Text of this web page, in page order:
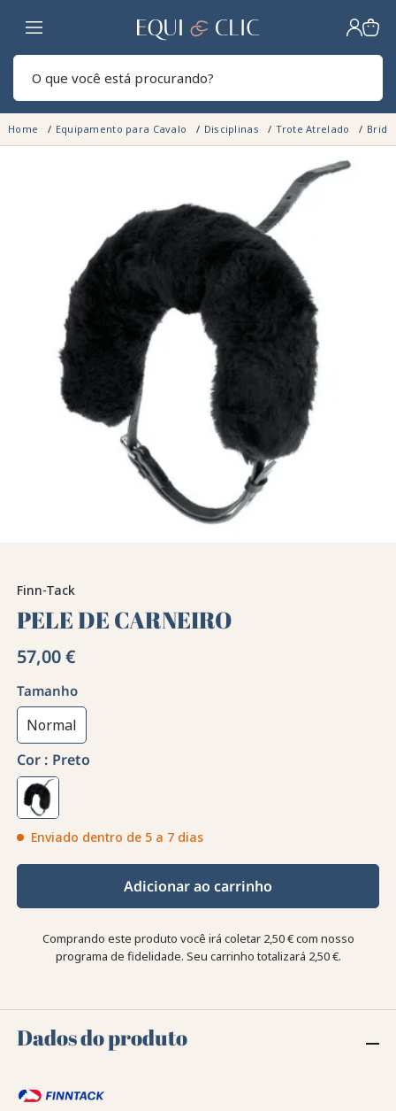
Lar
Home Equipamento para Cavalo Disciplinas Trote Atrelado
Finn-Tack
PELE DE CARNEIRO
57,00 €
Tamanho
Normal
Cor : Preto
Enviado dentro de 5 a 7 dias
Adicionar ao carrinho
Comprando este produto você irá coletar 2,50 €com nosso
programa de fidelidade. Seu carrinho totalizará 2,50 €.
Dados do produto